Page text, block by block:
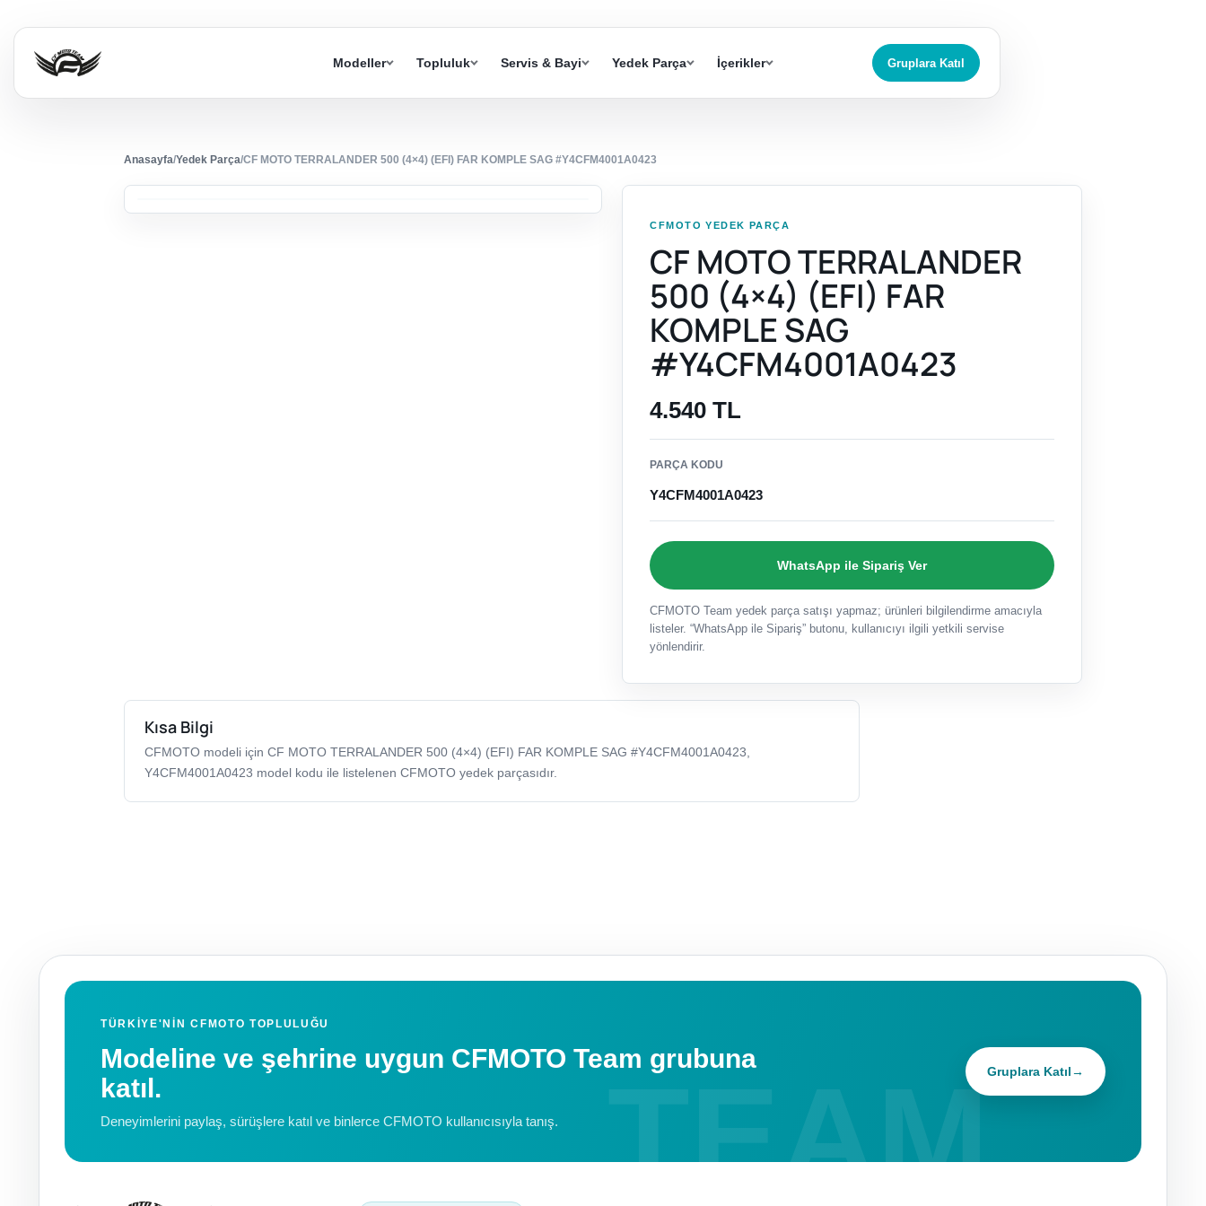
Modeller Topluluk Servis & Bayi Yedek Parça İçerikler Gruplara Katıl
Anasayfa/Yedek Parça/CF MOTO TERRALANDER 500 (4×4) (EFI) FAR KOMPLE SAG #Y4CFM4001A0423
CFMOTO YEDEK PARÇA
CF MOTO TERRALANDER
500 (4×4) (EFI) FAR
KOMPLE SAG
#Y4CFM4001A0423
4.540 TL
PARÇA KODU
Y4CFM4001A0423
WhatsApp ile Sipariş Ver
CFMOTO Team yedek parça satışı yapmaz; ürünleri bilgilendirme amacıyla
listeler. “WhatsApp ile Sipariş” butonu, kullanıcıyı ilgili yetkili servise
yönlendirir.
Kısa Bilgi
CFMOTO modeli için CF MOTO TERRALANDER 500 (4×4) (EFI) FAR KOMPLE SAG #Y4CFM4001A0423,
Y4CFM4001A0423 model kodu ile listelenen CFMOTO yedek parçasıdır.
TÜRKIYE'NIN CFMOTO TOPLULUĞU
Modeline ve şehrine uygun CFMOTO Team grubuna
katıl.
Deneyimlerini paylaş, sürüşlere katıl ve binlerce CFMOTO kullanıcısıyla tanış.
Gruplara Katıl→